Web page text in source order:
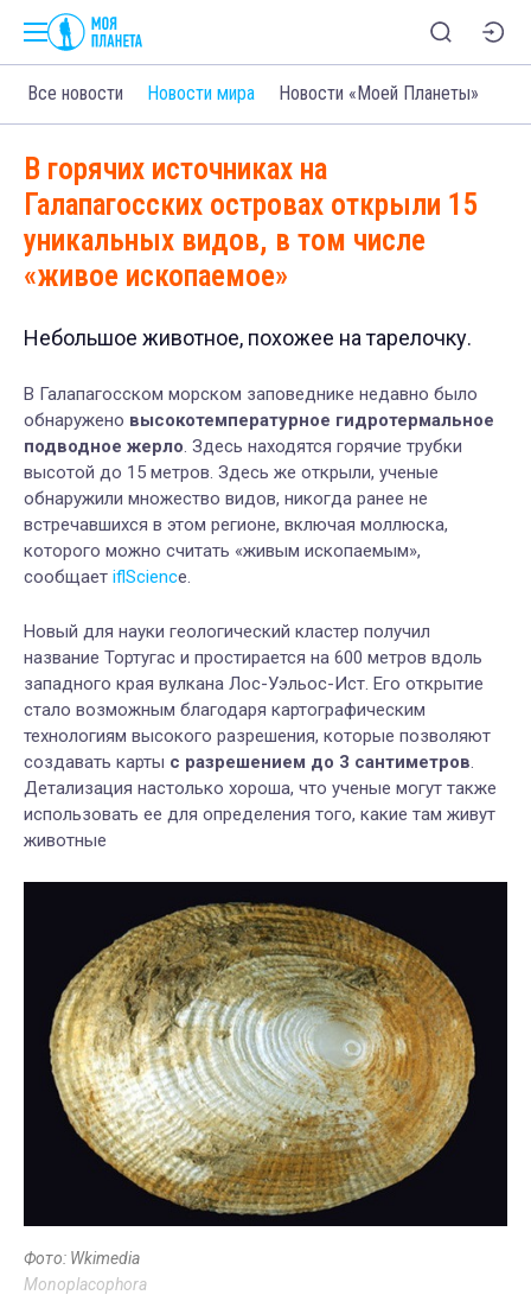
Все новости Новости мира Новости «Моей Планеты»
В горячих источниках на
Галапагосских островах открыли 15
уникальных видов, в том числе
«живое ископаемое»
Небольшое животное, похожее на тарелочку.
В Галапагосском морском заповеднике недавно было
обнаружено высокотемпературное гидротермальное
подводное жерло. Здесь находятся горячие трубки
высотой до 15 метров. Здесь же открыли, ученые
обнаружили множество видов, никогда ранее не
встречавшихся в этом регионе, включая моллюска,
которого можно считать «живым ископаемым»,
сообщает iflScience.
Новый для науки геологический кластер получил
название Тортугас и простирается на 600 метров вдоль
западного края вулкана Лос-Уэльос-Ист. Его открытие
стало возможным благодаря картографическим
технологиям высокого разрешения, которые позволяют
создавать карты с разрешением до 3 сантиметров.
Детализация настолько хороша, что ученые могут также
использовать ее для определения того, какие там живут
животные
Фото: Wkimedia
Monoplacophora